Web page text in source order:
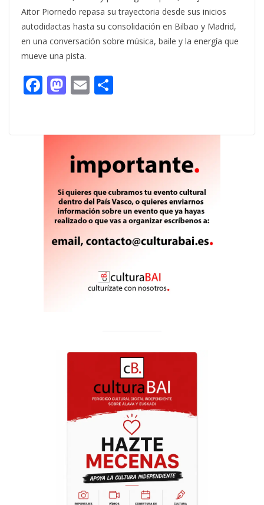
Aitor Piornedo repasa su trayectoria desde sus inicios
autodidactas hasta su consolidación en Bilbao y Madrid,
en una conversación sobre música, baile y la energía que
mueve una pista.
F
b
M
d
o
n
E
l p
ar
ti
r